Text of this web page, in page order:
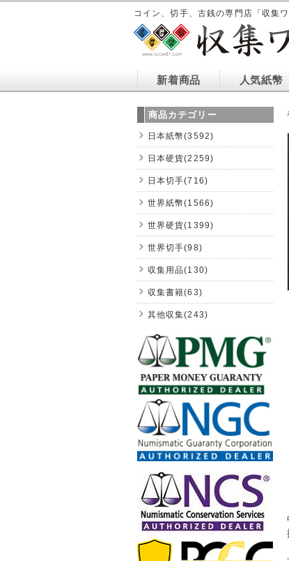
コイン、切手、古銭の専門店「収集
新着商品 人気紙幣
商品カテゴリー
日本紙幣(3592)
日本硬貨(2259)
日本切手(716)
世界紙幣(1566)
世界硬貨(1399)
世界切手(98)
収集用品(130)
収集書籍(63)
其他収集(243)